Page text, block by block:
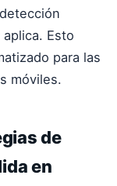
Esto
para las
móviles.
de
en